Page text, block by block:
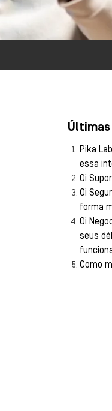
Pika
essa
Oi
Oi
forma
Oi
seus
Como